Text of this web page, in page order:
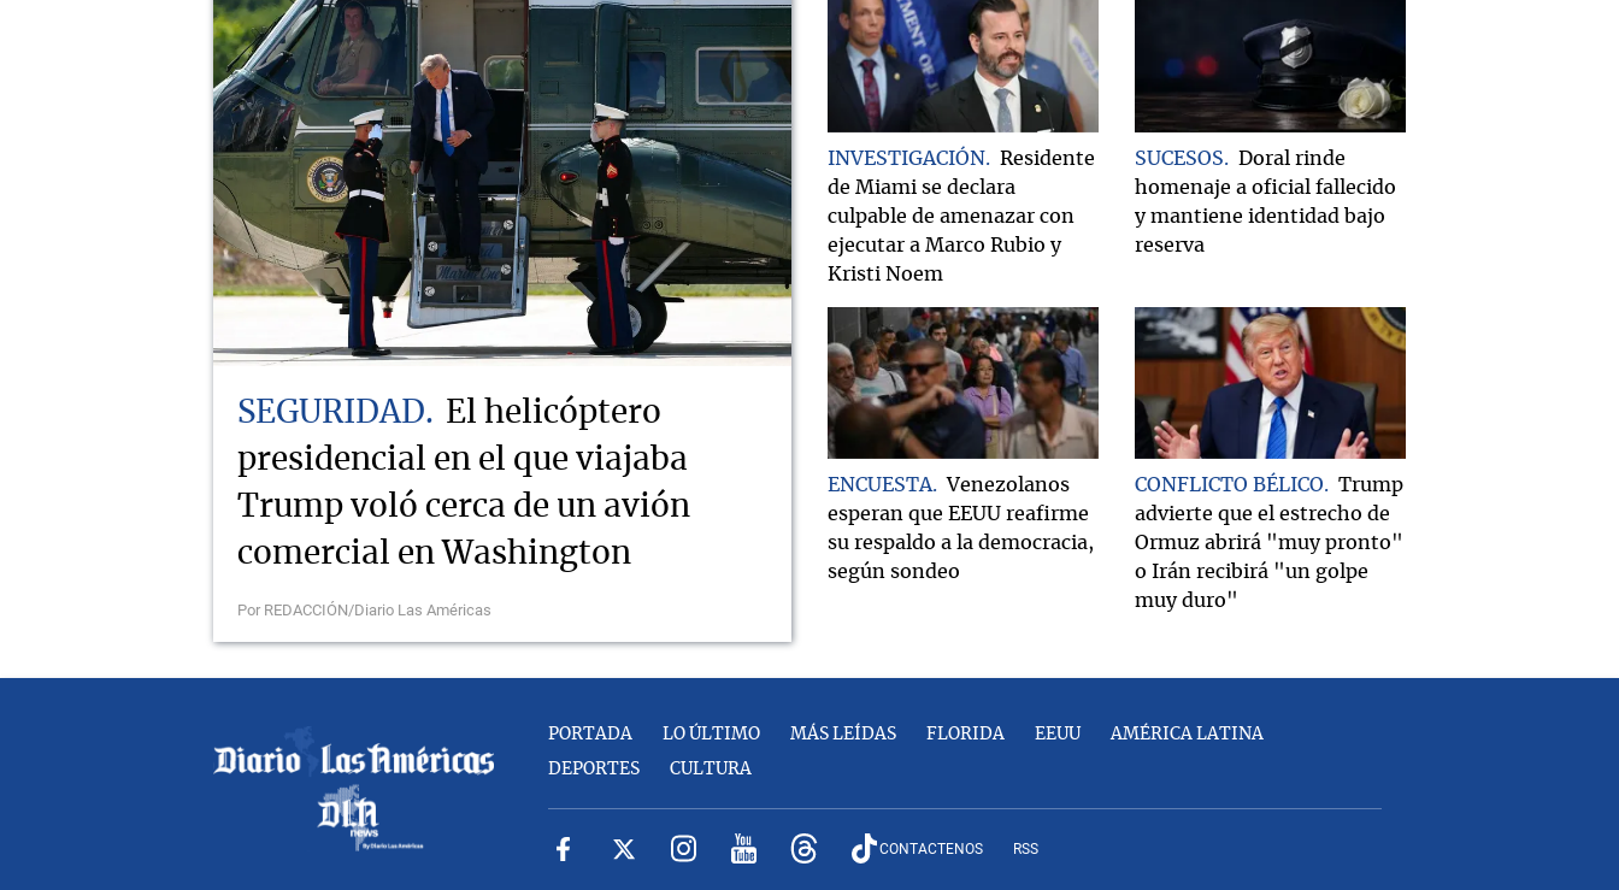
SEGURIDAD
El helicóptero
presidencial en el que viajaba
Trump voló cerca de un avión
comercial en Washington
Por REDACCIÓN/Diario Las Américas
INVESTIGACIÓN
Residente
de Miami se declara
culpable de amenazar con
ejecutar a Marco Rubio y
Kristi Noem
SUCESOS
Doral rinde
homenaje a oficial fallecido
y mantiene identidad bajo
reserva
ENCUESTA
Venezolanos
esperan que EEUU reafirme
su respaldo a la democracia,
según sondeo
CONFLICTO BÉLICO
Trump
advierte que el estrecho de
Ormuz abrirá "muy pronto"
o Irán recibirá "un golpe
muy duro"
PORTADA LO ÚLTIMO MÁS LEÍDAS FLORIDA EEUU AMÉRICA LATINA
DEPORTES CULTURA
CONTACTENOS RSS